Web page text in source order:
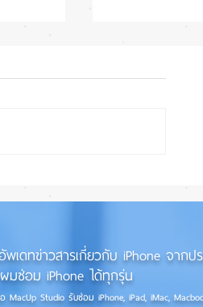
ความ
! 📱
น้อย แต่ราคา
เล็ง iPhone
เดทข่าวสารเกี่ยวกับ iPhone จากป
มซ่อม iPhone ได้ทุกรุ่น
อ MacUp Studio รับซ่อม iPhone, iPad, iMac,